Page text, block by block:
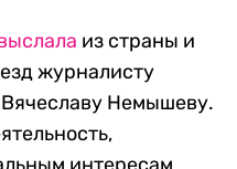
из страны и
журналисту
Немышеву.